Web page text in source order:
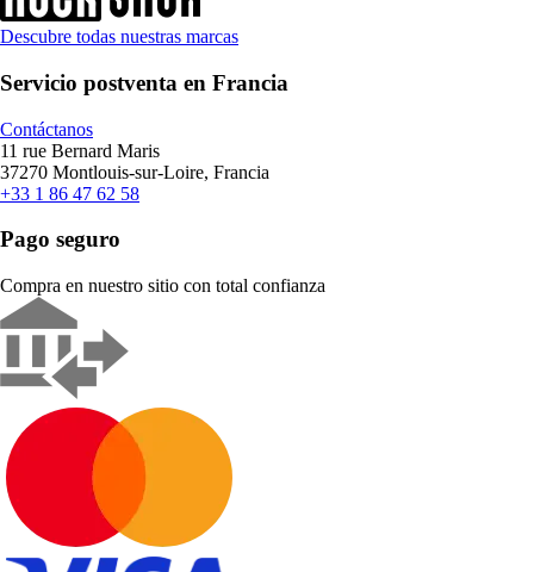
Descubre todas nuestras marcas
Servicio postventa en Francia
Contáctanos
11 rue Bernard Maris
37270 Montlouis-sur-Loire, Francia
+33 1 86 47 62 58
Pago seguro
Compra en nuestro sitio con total confianza